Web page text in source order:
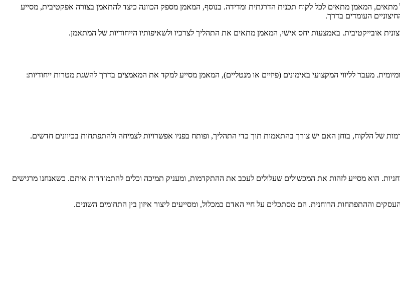
המאמן מתאים לכל לקוח תכנית הדרגתית ומדידה. בנוסף, המאמן מספק הכוונה כיצד להתאמן בצורה אפקטיבית, מסייע
העומדים בדרך.
אובייקטיבית. באמצעות יחס אישי, המאמן מתאים את התהליך לצרכיו ולשאיפותיו הייחודיות של המתאמן.
מעבר לליווי המקצועי באימונים (פיזיים או מנטליים), המאמן מסייע למקד את המאמצים בדרך להשגת מטרות ייחודיות:
הלקוח, בוחן האם יש צורך בהתאמות תוך כדי התהליך, ופותח בפניו אפשרויות לצמיחה ולהתפתחות בכיוונים חדשים.
הוא מסייע לזהות את המכשולים שעלולים לעכב את ההתקדמות, ומעניק תמיכה וכלים להתמודדות איתם. כשאנחנו מרגישים
וההתפתחות הרוחנית. הם מסתכלים על חיי האדם כמכלול, ומסייעים ליצור איזון בין התחומים השונים.